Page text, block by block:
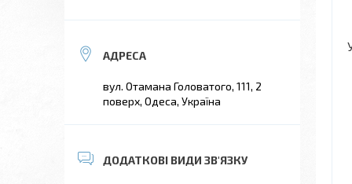
вул. Отамана Головатого, 111, 2
поверх, Одеса, Україна